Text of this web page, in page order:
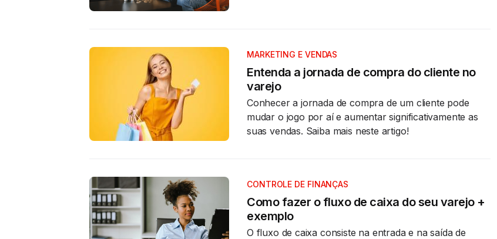
MARKETING E VENDAS
Entenda a jornada de compra do cliente no
varejo
Conhecer a jornada de compra de um cliente pode
mudar o jogo por aí e aumentar significativamente as
suas vendas. Saiba mais neste artigo!
CONTROLE DE FINANÇAS
Como fazer o fluxo de caixa do seu varejo +
exemplo
O fluxo de caixa consiste na entrada e na saída de